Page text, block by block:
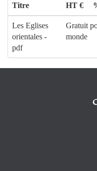
Titre
HT €
Les Eglises
orientales -
pdf
Gratuit
monde